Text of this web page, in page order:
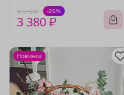
4 510 ₽ -25%
3 380 ₽
Новинка